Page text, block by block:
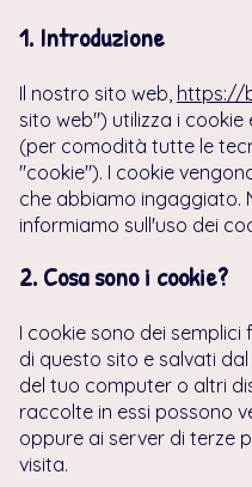
1. Introduzione
Il nostro sito web, https://
sito web") utilizza i
(per comodità tutte le
"cookie"). I cookie
che abbiamo ingaggiato.
informiamo sull'uso dei
2. Cosa sono i cookie?
I cookie sono dei semplici
di questo sito e salvati
del tuo computer o altri
raccolte in essi possono
oppure ai server di terze
visita.